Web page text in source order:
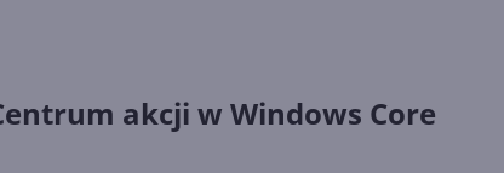
akcji w Windows Core